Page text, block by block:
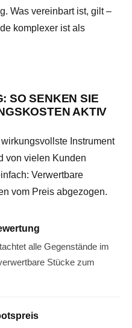
Was vereinbart ist, gilt –
komplexer ist als
SO SENKEN SIE
AKTIV
Instrument
von vielen Kunden
Verwertbare
vom Preis abgezogen.
alle Gegenstände im
Stücke zum